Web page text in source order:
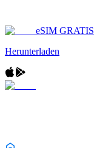
eSIM GRATIS
Herunterladen